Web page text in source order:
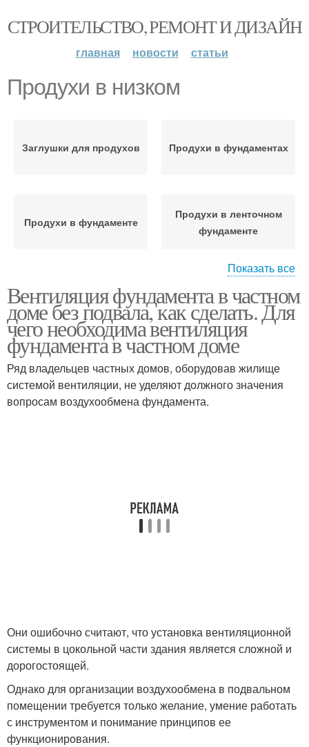
СТРОИТЕЛЬСТВО, РЕМОНТ И ДИЗАЙН
главная новости статьи
Продухи в низком
Заглушки для продухов Продухи в фундаментах
Продухи в фундаменте
Продухи в ленточном
фундаменте
продухов
Показать все
Вентиляция фундамента в частном
доме без подвала, как сделать. Для
чего необходима вентиляция
фундамента в частном доме
Ряд владельцев частных домов, оборудовав жилище
системой вентиляции, не уделяют должного значения
вопросам воздухообмена фундамента.
Они ошибочно считают, что установка вентиляционной
системы в цокольной части здания является сложной и
дорогостоящей.
Однако для организации воздухообмена в подвальном
помещении требуется только желание, умение работать
с инструментом и понимание принципов ее
функционирования.